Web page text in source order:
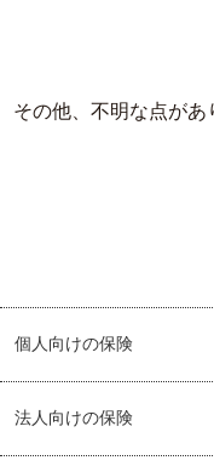
その他、不明な点があ
個人向けの保険
法人向けの保険